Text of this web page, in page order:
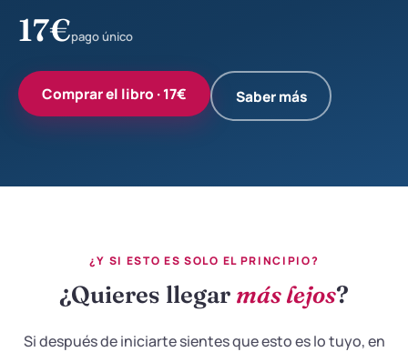
17€pago único
Comprar el libro · 17€ Saber más
¿Y SI ESTO ES SOLO EL PRINCIPIO?
¿Quieres llegar más lejos?
Si después de iniciarte sientes que esto es lo tuyo, en